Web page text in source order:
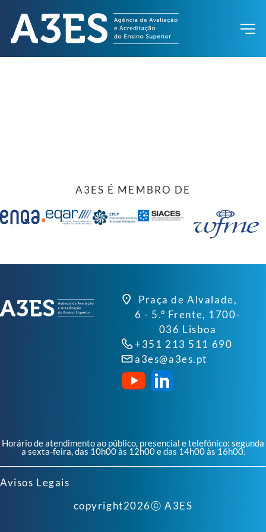
A3ES É MEMBRO DE
Praça de Alvalade,
6 - 5.º Frente, 1700-
036 Lisboa
+351 213 511 690
a3es@a3es.pt
Horário de atendimento ao público, presencial e telefónico: segunda
a sexta-feira, das 10h00 às 12h00 e das 14h00 às 16h00.
Avisos Legais
copyright2026ⓒ A3ES